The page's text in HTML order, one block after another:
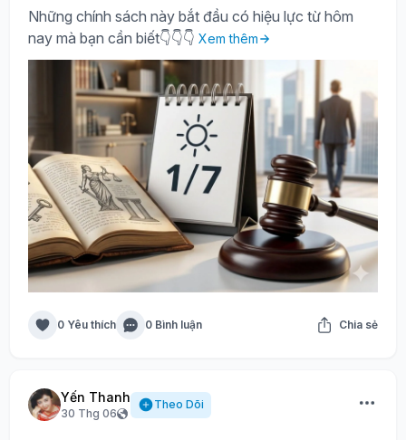
Những chính sách này bắt đầu có hiệu lực từ hôm
nay mà bạn cần biết👇👇👇 Xem thêm
0 Yêu thích 0 Bình luận Chia sẻ
Yến Thanh
30 Thg 06
Theo Dõi